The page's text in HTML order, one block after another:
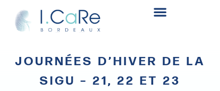
JOURNÉES D’HIVER DE LA
SIGU – 21, 22 ET 23